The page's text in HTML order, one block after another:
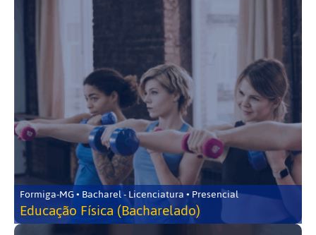
Formiga-MG • Bacharel - Licenciatura • Presencial
Educação Física (Bacharelado)